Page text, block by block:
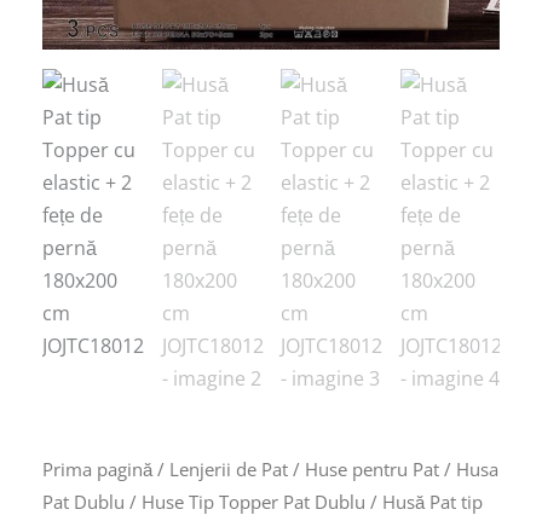
Prima pagină/ Lenjerii de Pat / Huse pentru Pat / Husa
Pat Dublu / Huse Tip Topper Pat Dublu / Husă Pat tip
de
pernă
180x200
JOJTC18012